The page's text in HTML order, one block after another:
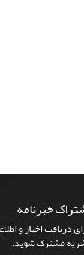
خبرنامه
دریافت اخبار و
مشترک شوید.